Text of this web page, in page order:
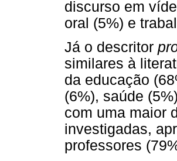
discurso em
oral (5%) e
Já o descritor
similares à
da educação
(6%), saúde
com uma maior
investigadas,
professores